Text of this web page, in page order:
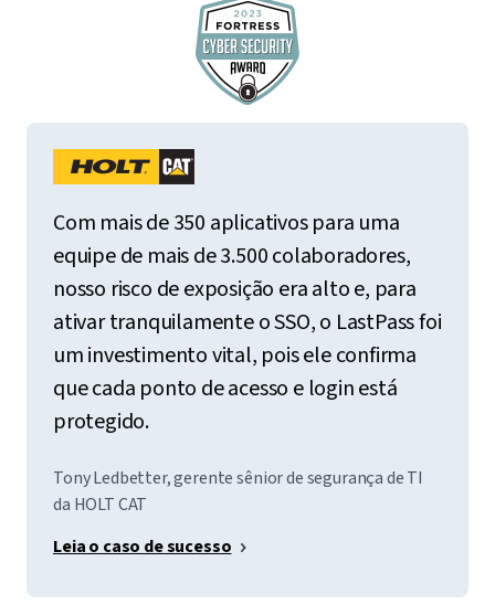
Com mais de 350 aplicativos para uma
equipe de mais de 3.500 colaboradores,
nosso risco de exposição era alto e, para
ativar tranquilamente o SSO, o LastPass foi
um investimento vital, pois ele confirma
que cada ponto de acesso e login está
protegido.
Tony Ledbetter, gerente sênior de segurança de TI
da HOLT CAT
Leia o caso de sucesso